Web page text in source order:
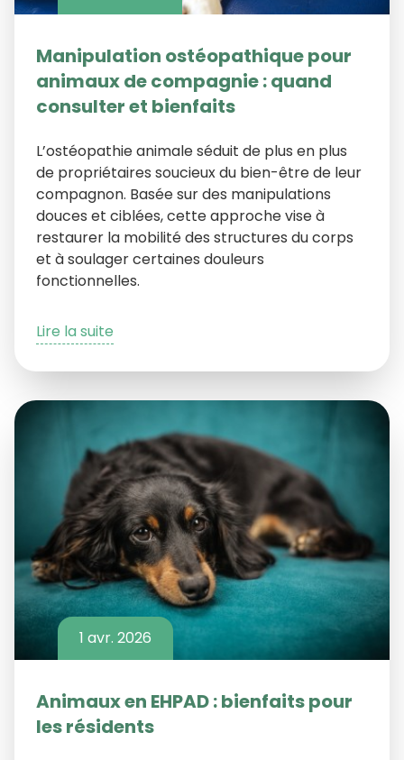
Manipulation ostéopathique pour
animaux de compagnie : quand
consulter et bienfaits
L’ostéopathie animale séduit de plus en plus
de propriétaires soucieux du bien-être de leur
compagnon. Basée sur des manipulations
douces et ciblées, cette approche vise à
restaurer la mobilité des structures du corps
et à soulager certaines douleurs
fonctionnelles.
Lire la suite
1 avr. 2026
Animaux en EHPAD : bienfaits pour
les résidents